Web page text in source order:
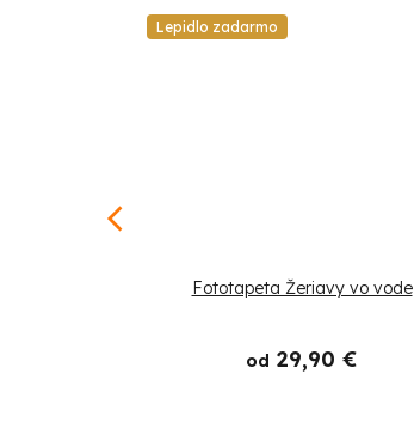
Lepidlo zadarmo
Fototapeta Žeriavy vo vode
od 29,90 €